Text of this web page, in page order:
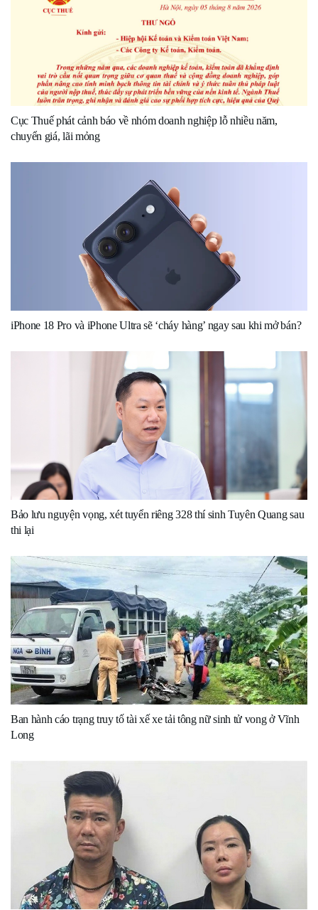
Cục Thuế phát cảnh báo về nhóm doanh nghiệp lỗ nhiều năm,
chuyển giá, lãi mỏng
iPhone 18 Pro và iPhone Ultra sẽ ‘cháy hàng’ ngay sau khi mở bán?
Bảo lưu nguyện vọng, xét tuyển riêng 328 thí sinh Tuyên Quang sau
thi lại
Ban hành cáo trạng truy tố tài xế xe tải tông nữ sinh tử vong ở Vĩnh
Long